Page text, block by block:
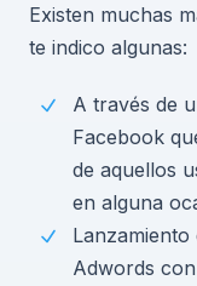
Existen muchas
te indico algunas:
A través de
Facebook
de aquellos
en alguna
Adwords